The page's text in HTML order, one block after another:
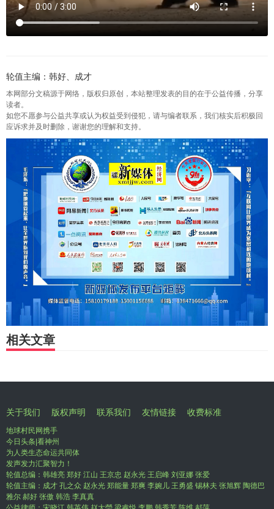
轮值主编：韩好、成才
本网部分文稿源于网络，版权归原创，本站整理发表的目的在于公益传播，分享
读者。
如您不愿参与公益共享或认为权益受到侵犯，请与编者联系，我们核实后积极回
应诉求并及时删除，谢谢您的理解和支持。
相关文章
关于我们 版权声明 联系我们 友情链接 收费标准
地球村民网携手
今日头条|看神州
为人类生态命运共同体
发声发力汇聚智力！
轮值总编：韩雄亮 郑好 江山 王京忠 赵永光 王启峰 刘亚娜 张爱
轮值主编：成才 孔之众 赵永光 郑能量 郑爽 李婉儿 王勇盛 锡林夫 张旭辉 陶德巴
雅尔 郝好 张傲 韩浩 李真真